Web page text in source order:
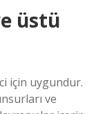
üstü
için uygundur.
ve